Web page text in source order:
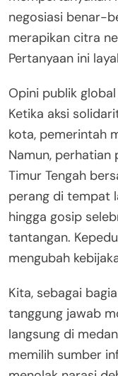
negosiasi benar-
merapikan citra
Pertanyaan ini
Opini publik
Ketika aksi
kota, pemerintah
Namun, perhatian
Timur Tengah
perang di tempat
hingga gosip
tantangan.
mengubah
Kita, sebagai
tanggung jawab
langsung di
memilih sumber